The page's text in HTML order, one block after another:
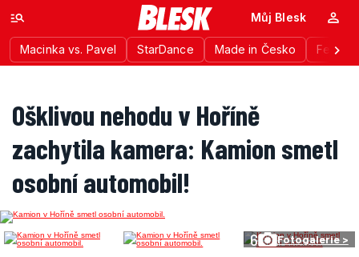
Macinka vs. Pavel StarDance Made in Česko
Můj Blesk
Ošklivou nehodu v Hoříně
zachytila kamera: Kamion smetl
osobní automobil!
6 Fotogalerie >